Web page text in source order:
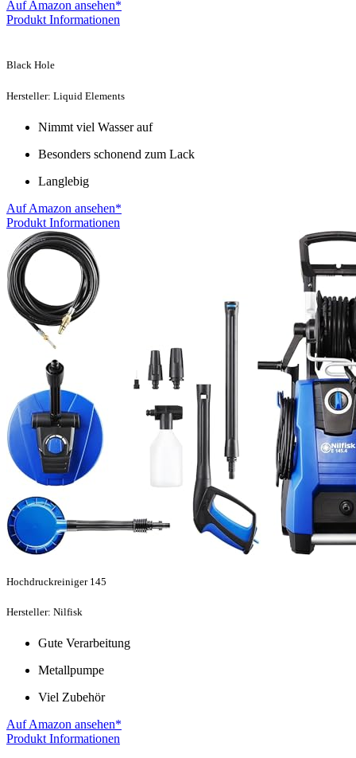
Auf Amazon ansehen*
Produkt Informationen
Black Hole
Hersteller: Liquid Elements
Nimmt viel Wasser auf
Besonders schonend zum Lack
Langlebig
Auf Amazon ansehen*
Produkt Informationen
Hochdruckreiniger 145
Hersteller: Nilfisk
Gute Verarbeitung
Metallpumpe
Viel Zubehör
Auf Amazon ansehen*
Produkt Informationen